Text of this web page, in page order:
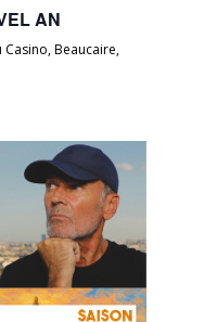
AN
Casino, Beaucaire,